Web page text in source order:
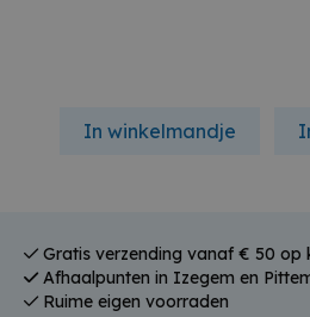
In winkelmandje
Gratis verzending vanaf € 50 op
Afhaalpunten in Izegem en
Ruime eigen voorraden